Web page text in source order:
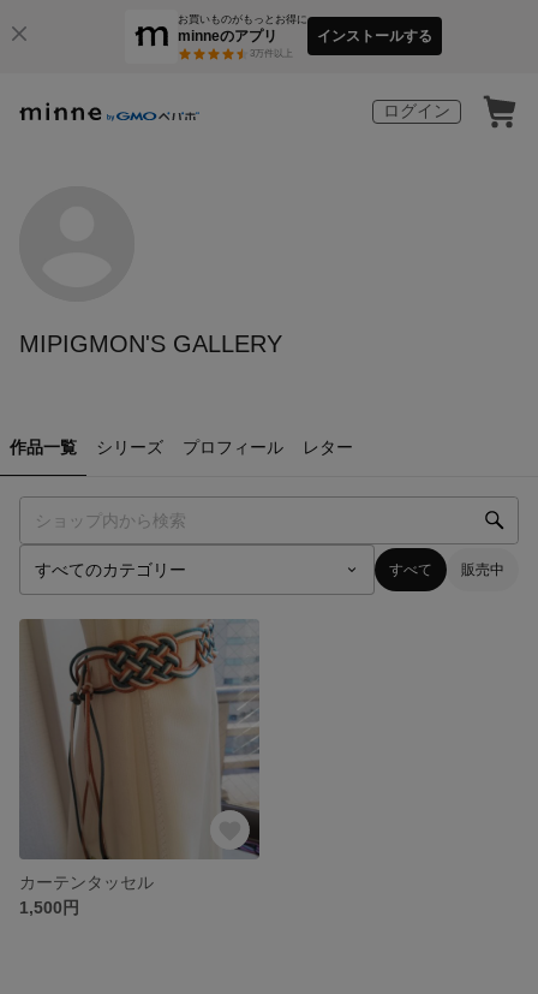
お買いものがもっとお得に
minneのアプリ
3万件以上
インストールする
ログイン
MIPIGMON'S GALLERY
作品一覧 シリーズ プロフィール レター
すべて 販売中
カーテンタッセル
1,500円